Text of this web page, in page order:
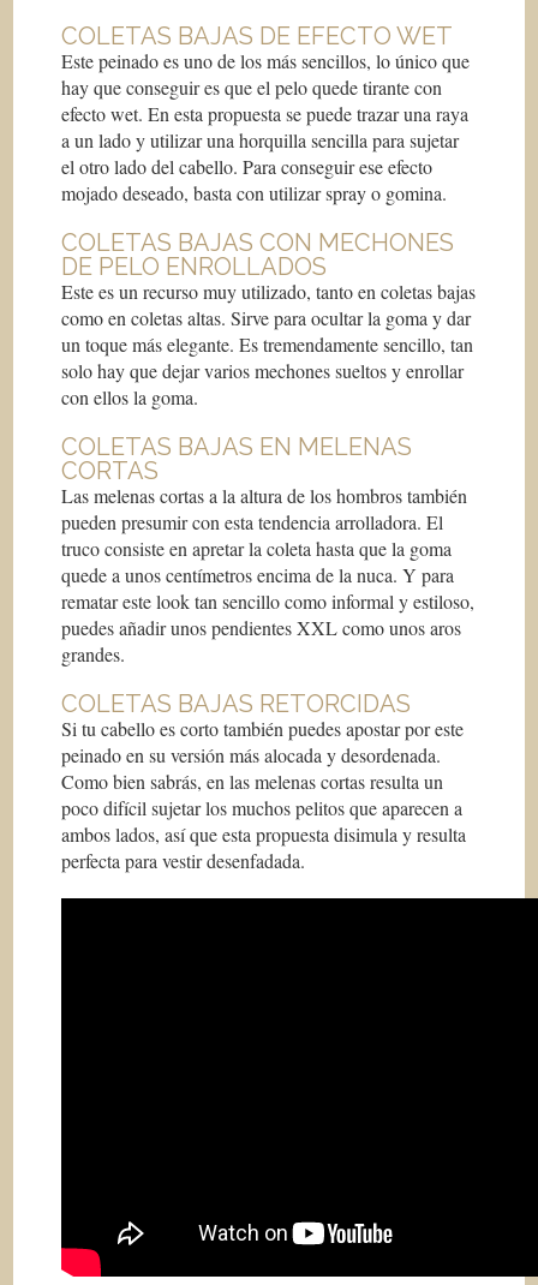
COLETAS BAJAS DE EFECTO WET
Este peinado es uno de los más sencillos, lo único que
hay que conseguir es que el pelo quede tirante con
efecto wet. En esta propuesta se puede trazar una raya
a un lado y utilizar una horquilla sencilla para sujetar
el otro lado del cabello. Para conseguir ese efecto
mojado deseado, basta con utilizar spray o gomina.
COLETAS BAJAS CON MECHONES
DE PELO ENROLLADOS
Este es un recurso muy utilizado, tanto en coletas bajas
como en coletas altas. Sirve para ocultar la goma y dar
un toque más elegante. Es tremendamente sencillo, tan
solo hay que dejar varios mechones sueltos y enrollar
con ellos la goma.
COLETAS BAJAS EN MELENAS
CORTAS
Las melenas cortas a la altura de los hombros también
pueden presumir con esta tendencia arrolladora. El
truco consiste en apretar la coleta hasta que la goma
quede a unos centímetros encima de la nuca. Y para
rematar este look tan sencillo como informal y estiloso,
puedes añadir unos pendientes XXL como unos aros
grandes.
COLETAS BAJAS RETORCIDAS
Si tu cabello es corto también puedes apostar por este
peinado en su versión más alocada y desordenada.
Como bien sabrás, en las melenas cortas resulta un
poco difícil sujetar los muchos pelitos que aparecen a
ambos lados, así que esta propuesta disimula y resulta
perfecta para vestir desenfadada.